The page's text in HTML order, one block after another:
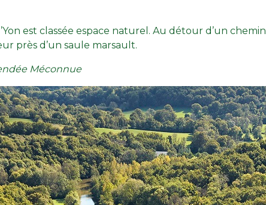
est classée espace naturel. Au détour d’un
près d’un saule marsault.
Méconnue